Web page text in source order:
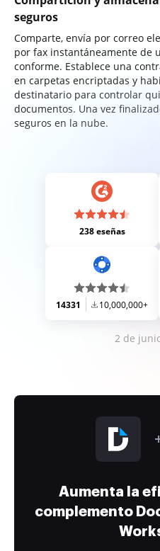
seguros
Comparte, envía por correo
por fax instantáneamente de
conforme. Establece una
en carpetas encriptadas y
destinatario para controlar
documentos. Una vez
seguros en la nube.
238 eseñas
14331 10,000,000+
2 de
Aumenta la
complemento